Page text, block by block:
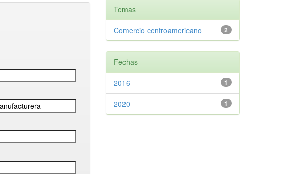
Temas
2
Comercio centroamericano
Fechas
1
2016
1
2020